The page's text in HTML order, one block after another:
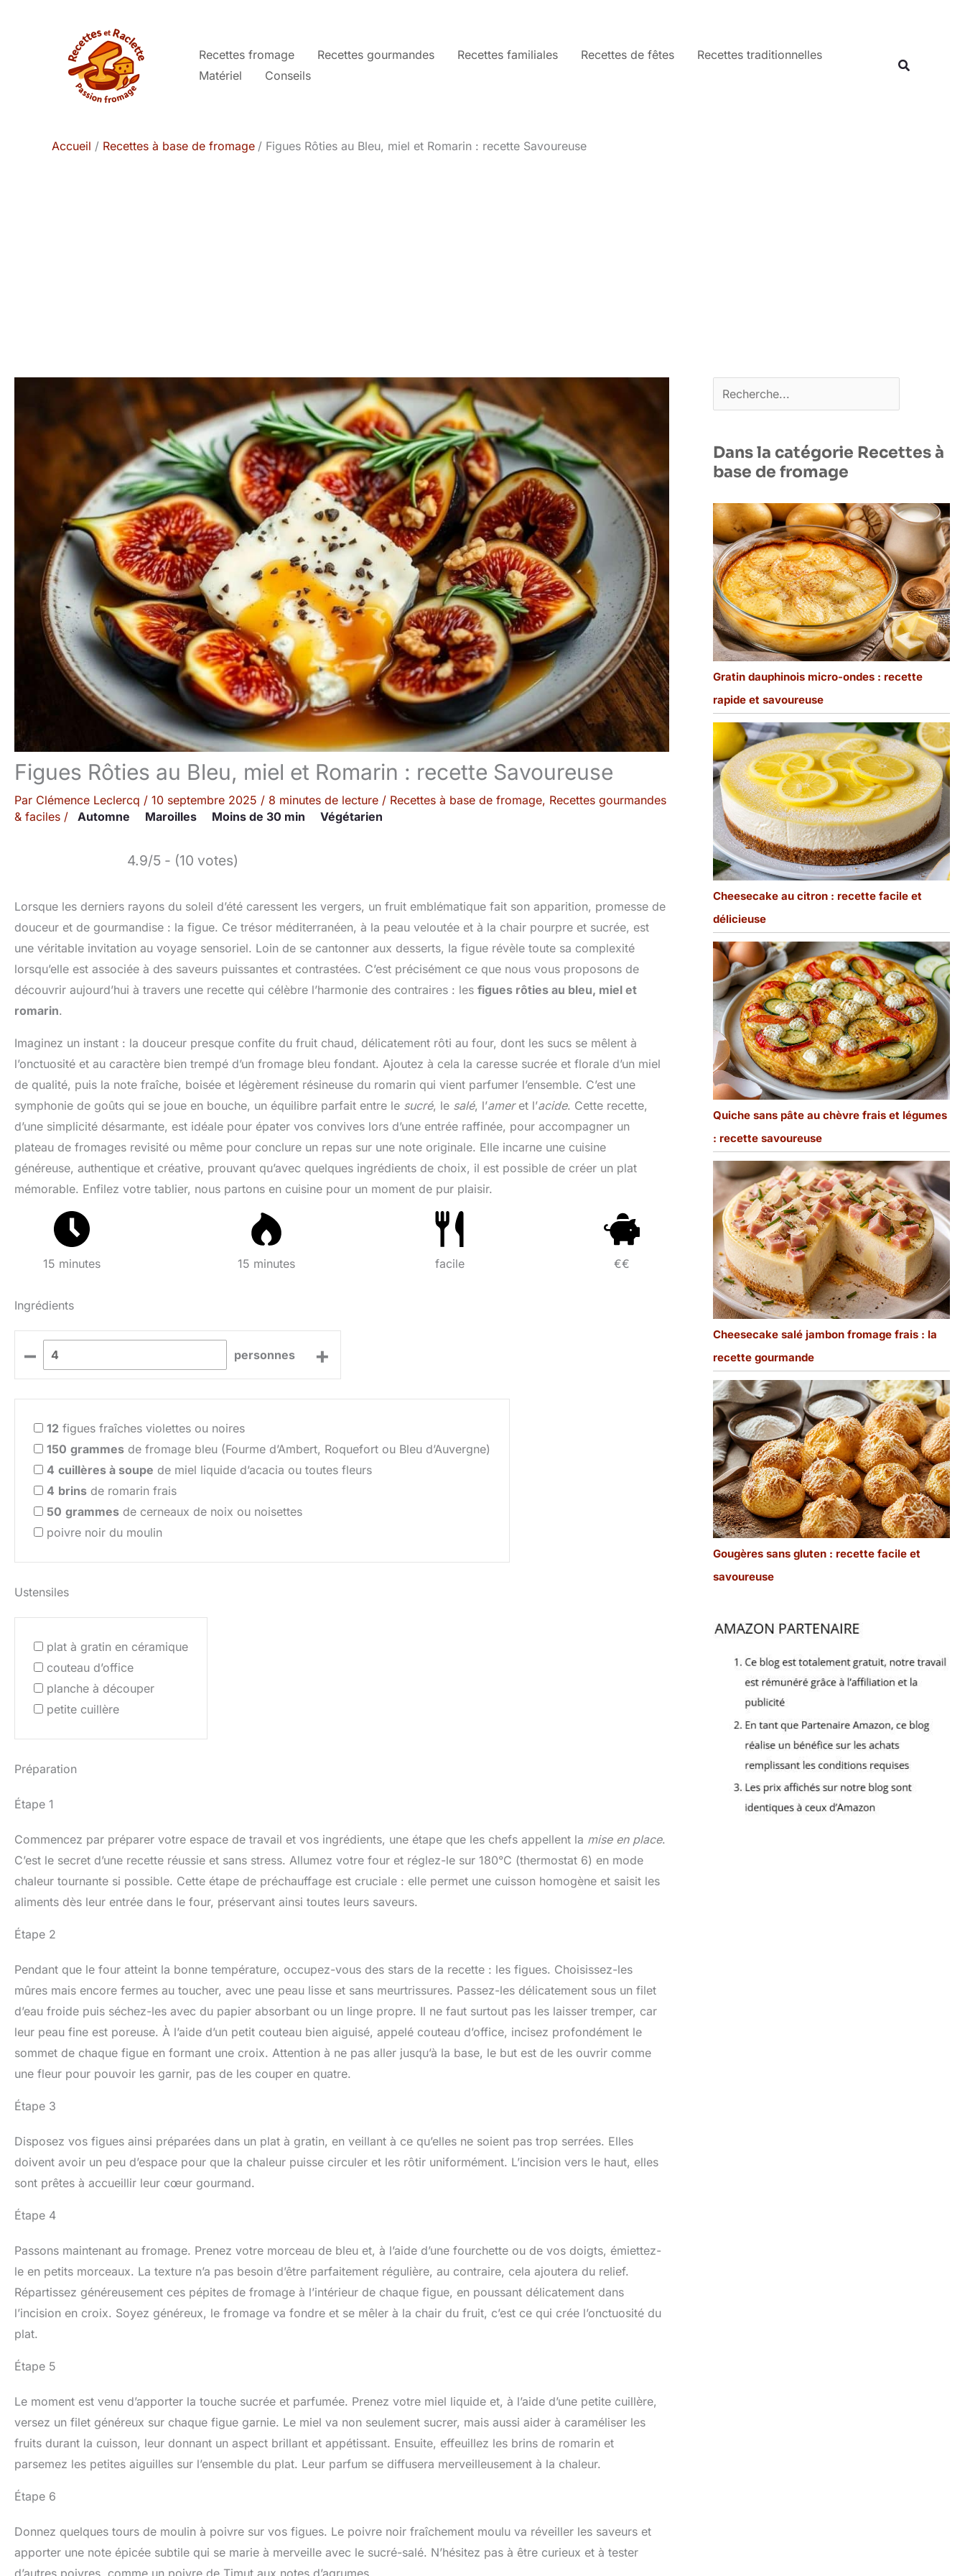
Recettes fromage Recettes gourmandes Recettes familiales Recettes de fêtes
Recettes traditionnelles
Matériel
Conseils
Accueil Recettes à base de fromage Figues Rôties au Bleu, miel et Romarin : recette Savoureuse
Figues Rôties au Bleu, miel et Romarin : recette Savoureuse
Par Clémence Leclercq / 10 septembre 2025 / 8 minutes de lecture / Recettes à base de fromage, Recettes gourmandes
& faciles / Automne Maroilles Moins de 30 min Végétarien
4.9/5 - (10 votes)
Lorsque les derniers rayons du soleil d’été caressent les vergers, un fruit emblématique fait son apparition, promesse de
douceur et de gourmandise : la figue. Ce trésor méditerranéen, à la peau veloutée et à la chair pourpre et sucrée, est
une véritable invitation au voyage sensoriel. Loin de se cantonner aux desserts, la figue révèle toute sa complexité
lorsqu’elle est associée à des saveurs puissantes et contrastées. C’est précisément ce que nous vous proposons de
découvrir aujourd’hui à travers une recette qui célèbre l’harmonie des contraires : les figues rôties au bleu, miel et
romarin.
Imaginez un instant : la douceur presque confite du fruit chaud, délicatement rôti au four, dont les sucs se mêlent à
l’onctuosité et au caractère bien trempé d’un fromage bleu fondant. Ajoutez à cela la caresse sucrée et florale d’un miel
de qualité, puis la note fraîche, boisée et légèrement résineuse du romarin qui vient parfumer l’ensemble. C’est une
symphonie de goûts qui se joue en bouche, un équilibre parfait entre le sucré, le salé, l’ameret l’acide. Cette recette,
d’une simplicité désarmante, est idéale pour épater vos convives lors d’une entrée raffinée, pour accompagner un
plateau de fromages revisité ou même pour conclure un repas sur une note originale. Elle incarne une cuisine
généreuse, authentique et créative, prouvant qu’avec quelques ingrédients de choix, il est possible de créer un plat
mémorable. Enfilez votre tablier, nous partons en cuisine pour un moment de pur plaisir.
15 minutes 15 minutes facile €€
Ingrédients
– personnes +
12 figues fraîches violettes ou noires
150 grammes de fromage bleu (Fourme d’Ambert, Roquefort ou Bleu d’Auvergne)
4 cuillères à soupe de miel liquide d’acacia ou toutes fleurs
4 brins de romarin frais
50 grammes de cerneaux de noix ou noisettes
poivre noir du moulin
Ustensiles
plat à gratin en céramique
couteau d’office
planche à découper
petite cuillère
Préparation
Étape 1
Commencez par préparer votre espace de travail et vos ingrédients, une étape que les chefs appellent la mise en place.
C’est le secret d’une recette réussie et sans stress. Allumez votre four et réglez-le sur 180°C (thermostat 6) en mode
chaleur tournante si possible. Cette étape de préchauffage est cruciale : elle permet une cuisson homogène et saisit les
aliments dès leur entrée dans le four, préservant ainsi toutes leurs saveurs.
Étape 2
Pendant que le four atteint la bonne température, occupez-vous des stars de la recette : les figues. Choisissez-les
mûres mais encore fermes au toucher, avec une peau lisse et sans meurtrissures. Passez-les délicatement sous un filet
d’eau froide puis séchez-les avec du papier absorbant ou un linge propre. Il ne faut surtout pas les laisser tremper, car
leur peau fine est poreuse. À l’aide d’un petit couteau bien aiguisé, appelé couteau d’office, incisez profondément le
sommet de chaque figue en formant une croix. Attention à ne pas aller jusqu’à la base, le but est de les ouvrir comme
une fleur pour pouvoir les garnir, pas de les couper en quatre.
Étape 3
Disposez vos figues ainsi préparées dans un plat à gratin, en veillant à ce qu’elles ne soient pas trop serrées. Elles
doivent avoir un peu d’espace pour que la chaleur puisse circuler et les rôtir uniformément. L’incision vers le haut, elles
sont prêtes à accueillir leur cœur gourmand.
Étape 4
Passons maintenant au fromage. Prenez votre morceau de bleu et, à l’aide d’une fourchette ou de vos doigts, émiettez-
le en petits morceaux. La texture n’a pas besoin d’être parfaitement régulière, au contraire, cela ajoutera du relief.
Répartissez généreusement ces pépites de fromage à l’intérieur de chaque figue, en poussant délicatement dans
l’incision en croix. Soyez généreux, le fromage va fondre et se mêler à la chair du fruit, c’est ce qui crée l’onctuosité du
plat.
Étape 5
Le moment est venu d’apporter la touche sucrée et parfumée. Prenez votre miel liquide et, à l’aide d’une petite cuillère,
versez un filet généreux sur chaque figue garnie. Le miel va non seulement sucrer, mais aussi aider à caraméliser les
fruits durant la cuisson, leur donnant un aspect brillant et appétissant. Ensuite, effeuillez les brins de romarin et
parsemez les petites aiguilles sur l’ensemble du plat. Leur parfum se diffusera merveilleusement à la chaleur.
Étape 6
Donnez quelques tours de moulin à poivre sur vos figues. Le poivre noir fraîchement moulu va réveiller les saveurs et
apporter une note épicée subtile qui se marie à merveille avec le sucré-salé. N’hésitez pas à être curieux et à tester
d’autres poivres, comme un poivre de Timut aux notes d’agrumes.
Rechercher
Dans la catégorie Recettes à
base de fromage
Gratin dauphinois micro-ondes : recette
rapide et savoureuse
Cheesecake au citron : recette facile et
délicieuse
Quiche sans pâte au chèvre frais et légumes
: recette savoureuse
Cheesecake salé jambon fromage frais : la
recette gourmande
Gougères sans gluten : recette facile et
savoureuse